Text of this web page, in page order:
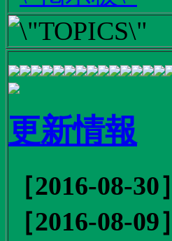
更新情報
［2016-08-30］
［2016-08-09］